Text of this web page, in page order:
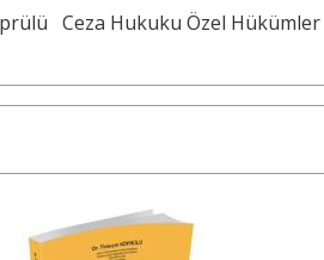
Ceza Hukuku Özel Hükümler